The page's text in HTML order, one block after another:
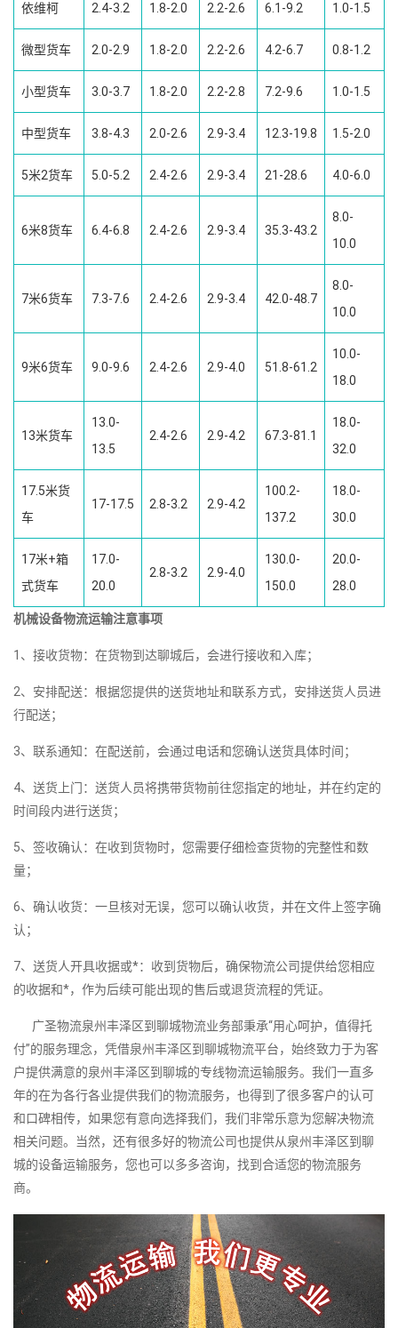
依维柯 2.4-3.2 1.8-2.0 2.2-2.6 6.1-9.2 1.0-1.5
微型货车 2.0-2.9 1.8-2.0 2.2-2.6 4.2-6.7 0.8-1.2
小型货车 3.0-3.7 1.8-2.0 2.2-2.8 7.2-9.6 1.0-1.5
中型货车 3.8-4.3 2.0-2.6 2.9-3.4 12.3-19.8 1.5-2.0
5米2货车 5.0-5.2 2.4-2.6 2.9-3.4 21-28.6 4.0-6.0
6米8货车 6.4-6.8 2.4-2.6 2.9-3.4 35.3-43.2
8.0-
10.0
7米6货车 7.3-7.6 2.4-2.6 2.9-3.4 42.0-48.7
8.0-
10.0
9米6货车 9.0-9.6 2.4-2.6 2.9-4.0 51.8-61.2
10.0-
18.0
13米货车
13.0-
13.5
2.4-2.6 2.9-4.2 67.3-81.1
18.0-
32.0
17.5米货
车
17-17.5 2.8-3.2 2.9-4.2
100.2-
137.2
18.0-
30.0
17米+箱
式货车
17.0-
20.0
2.8-3.2 2.9-4.0
130.0-
150.0
20.0-
28.0
机械设备物流运输注意事项
1、接收货物：在货物到达聊城后，会进行接收和入库；
2、安排配送：根据您提供的送货地址和联系方式，安排送货人员进
行配送；
3、联系通知：在配送前，会通过电话和您确认送货具体时间；
4、送货上门：送货人员将携带货物前往您指定的地址，并在约定的
时间段内进行送货；
5、签收确认：在收到货物时，您需要仔细检查货物的完整性和数
量；
6、确认收货：一旦核对无误，您可以确认收货，并在文件上签字确
认；
7、送货人开具收据或*：收到货物后，确保物流公司提供给您相应
的收据和*，作为后续可能出现的售后或退货流程的凭证。
广圣物流泉州丰泽区到聊城物流业务部秉承“用心呵护，值得托
付”的服务理念，凭借泉州丰泽区到聊城物流平台，始终致力于为客
户提供满意的泉州丰泽区到聊城的专线物流运输服务。我们一直多
年的在为各行各业提供我们的物流服务，也得到了很多客户的认可
和口碑相传，如果您有意向选择我们，我们非常乐意为您解决物流
相关问题。当然，还有很多好的物流公司也提供从泉州丰泽区到聊
城的设备运输服务，您也可以多多咨询，找到合适您的物流服务
商。